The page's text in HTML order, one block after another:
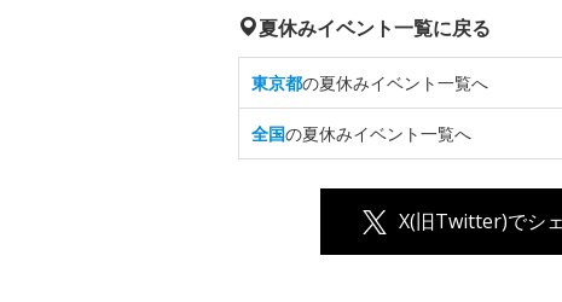
夏休みイベント一覧に戻る
東京都の夏休みイベント一覧へ
全国の夏休みイベント一覧へ
X(旧Twitter)でシ